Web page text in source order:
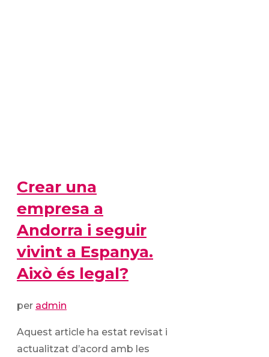
Crear una
empresa a
Andorra i seguir
vivint a Espanya.
Això és legal?
per admin
Aquest article ha estat revisat i
actualitzat d’acord amb les